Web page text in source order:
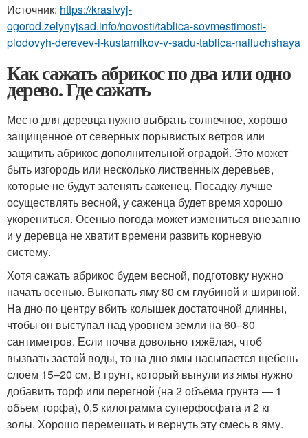
Источник: https://krasivyj-
ogorod.zelynyjsad.info/novosti/tablica-sovmestimosti-
plodovyh-derevev-i-kustarnikov-v-sadu-tablica-nailuchshaya
Как сажать абрикос по два или одно
дерево. Где сажать
Место для деревца нужно выбрать солнечное, хорошо
защищенное от северных порывистых ветров или
защитить абрикос дополнительной оградой. Это может
быть изгородь или несколько лиственных деревьев,
которые не будут затенять саженец. Посадку лучше
осуществлять весной, у саженца будет время хорошо
укорениться. Осенью погода может измениться внезапно
и у деревца не хватит времени развить корневую
систему.
Хотя сажать абрикос будем весной, подготовку нужно
начать осенью. Выкопать яму 80 см глубиной и шириной.
На дно по центру вбить колышек достаточной длинны,
чтобы он выступал над уровнем земли на 60–80
сантиметров. Если почва довольно тяжёлая, чтоб
вызвать застой воды, то на дно ямы насыпается щебень
слоем 15–20 см. В грунт, который вынули из ямы нужно
добавить торф или перегной (на 2 объёма грунта — 1
объем торфа), 0,5 килограмма суперфосфата и 2 кг
золы. Хорошо перемешать и вернуть эту смесь в яму.